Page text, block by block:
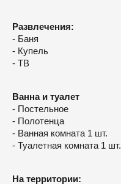
Развлечения:
- Баня
- Купель
- ТВ
Ванна и туалет
- Постельное
- Полотенца
- Ванная комната 1 шт.
- Туалетная комната 1 шт.
На территории: